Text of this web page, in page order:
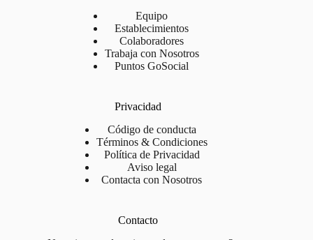
Equipo
Establecimientos
Colaboradores
Trabaja con Nosotros
Puntos GoSocial
Privacidad
Código de conducta
Términos & Condiciones
Política de Privacidad
Aviso legal
Contacta con Nosotros
Contacto